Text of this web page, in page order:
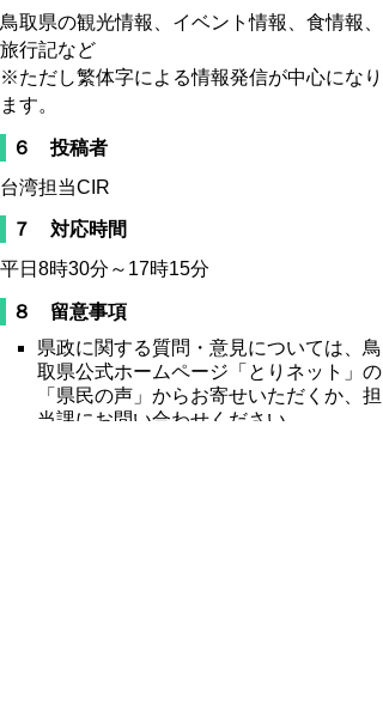
鳥取県の観光情報、イベント情報、食情報、
旅行記など
※ただし繁体字による情報発信が中心になり
ます。
６ 投稿者
台湾担当CIR
７ 対応時間
平日8時30分～17時15分
８ 留意事項
県政に関する質問・意見については、鳥
取県公式ホームページ「とりネット」の
「県民の声」からお寄せいただくか、担
当課にお問い合わせください。